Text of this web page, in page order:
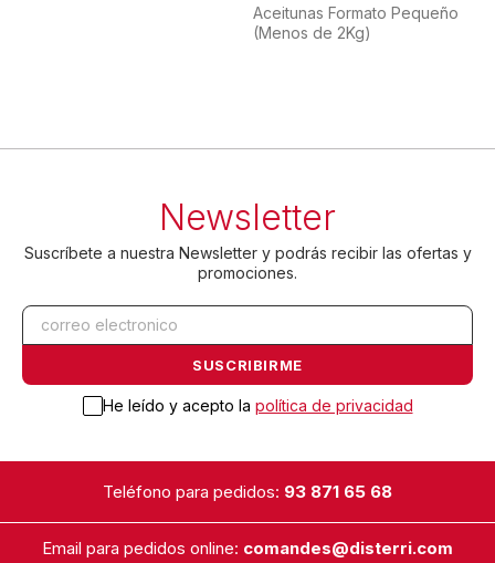
Aceitunas Formato Pequeño
(Menos de 2Kg)
Newsletter
Suscríbete a nuestra Newsletter y podrás recibir las ofertas y
promociones.
He leído y acepto la política de privacidad
Teléfono para pedidos: 93 871 65 68
Email para pedidos online: comandes@disterri.com